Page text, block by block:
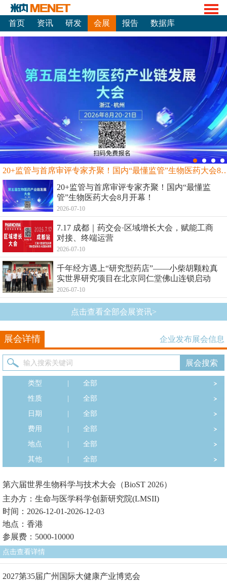
首页 资讯 研发 会展 报告 数据库
20+监管与首席审评专家齐聚！国内“最
20+监管与首席审评专家齐聚！国内“最懂监
管”生物医药大会8月开幕！
2026-07-10
7.17 成都｜药交会·区域增长大会，赋能工商
对接、终端运营
2026-07-10
千年经方遇上“研究型药店”——小柴胡颗粒真
实世界研究项目在北京同仁堂佛山连锁启动
2026-07-10
点击查看全部会展资讯>
展会详情 企业发布展会信息
类型
全部
性质
全部
日期
全部
费用
全部
地点
全部
其他
全部
第六届世界生物科学与技术大会（BioST 2026）
主办方：生命与医学科学创新研究院(LMSII)
时间：2026-12-01-2026-12-03
地点：香港
参展费：5000-10000
点击查看详情
2027第35届广州国际大健康产业博览会